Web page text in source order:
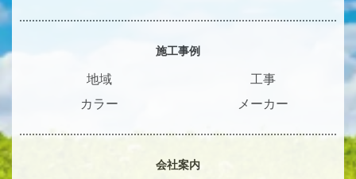
施工事例
地域
工事
カラー
メーカー
会社案内